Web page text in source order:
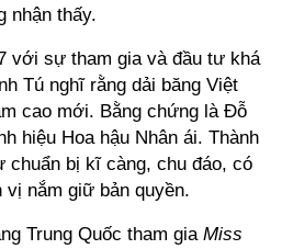
nhận thấy.
với sự tham gia và đầu tư khá
Tú nghĩ rằng dải băng Việt
cao mới. Bằng chứng là Đỗ
hiệu Hoa hậu Nhân ái. Thành
chuẩn bị kĩ càng, chu đáo, có
nắm giữ bản quyền.
Trung Quốc tham gia Miss